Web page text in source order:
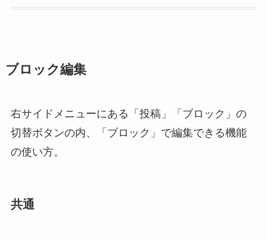
ブロック編集
右サイドメニューにある「投稿」「ブロック」の
切替ボタンの内、「ブロック」で編集できる機能
の使い方。
共通